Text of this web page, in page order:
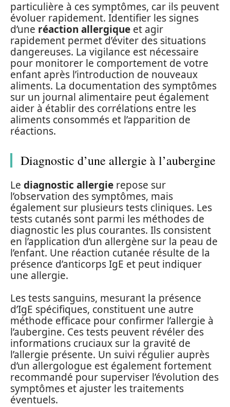
particulière à ces symptômes, car ils peuvent
évoluer rapidement. Identifier les signes
d’une réaction allergique et agir
rapidement permet d’éviter des situations
dangereuses. La vigilance est nécessaire
pour monitorer le comportement de votre
enfant après l’introduction de nouveaux
aliments. La documentation des symptômes
sur un journal alimentaire peut également
aider à établir des corrélations entre les
aliments consommés et l’apparition de
réactions.
Diagnostic d’une allergie à l’aubergine
Le diagnostic allergie repose sur
l’observation des symptômes, mais
également sur plusieurs tests cliniques. Les
tests cutanés sont parmi les méthodes de
diagnostic les plus courantes. Ils consistent
en l’application d’un allergène sur la peau de
l’enfant. Une réaction cutanée résulte de la
présence d’anticorps IgE et peut indiquer
une allergie.
Les tests sanguins, mesurant la présence
d’IgE spécifiques, constituent une autre
méthode efficace pour confirmer l’allergie à
l’aubergine. Ces tests peuvent révéler des
informations cruciaux sur la gravité de
l’allergie présente. Un suivi régulier auprès
d’un allergologue est également fortement
recommandé pour superviser l’évolution des
symptômes et ajuster les traitements
éventuels.